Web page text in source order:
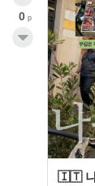
🇮🇹 나
0 p